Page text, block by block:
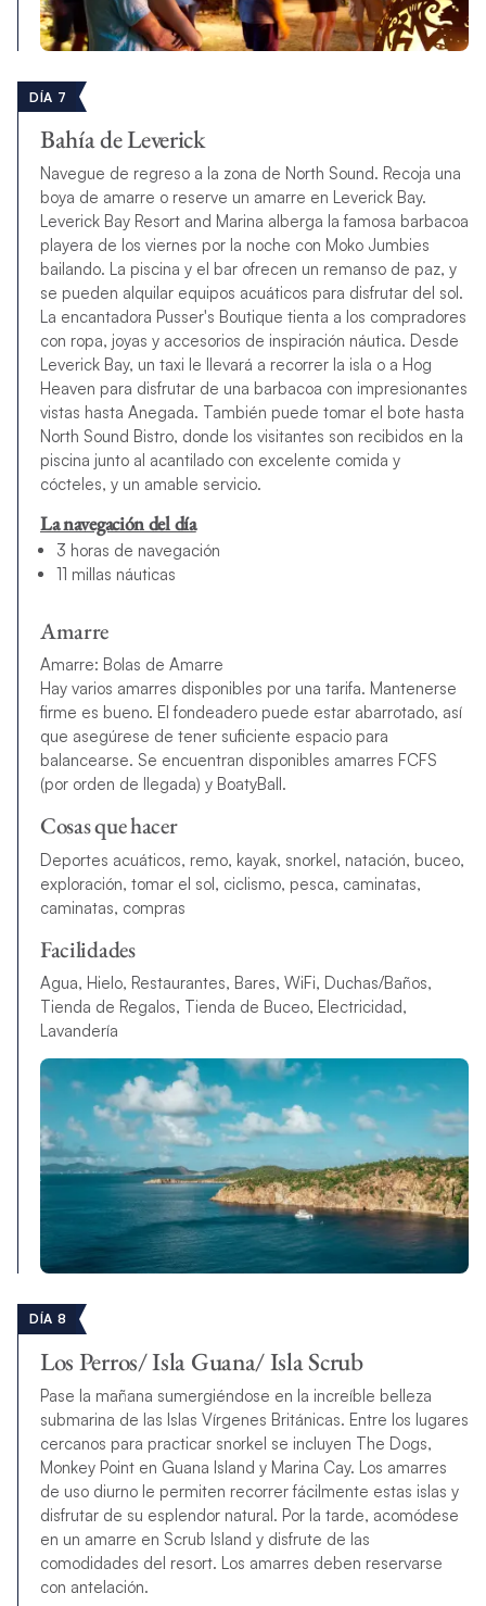
DÍA 7
Bahía de Leverick
Navegue de regreso a la zona de North Sound. Recoja una
boya de amarre o reserve un amarre en Leverick Bay.
Leverick Bay Resort and Marina alberga la famosa barbacoa
playera de los viernes por la noche con Moko Jumbies
bailando. La piscina y el bar ofrecen un remanso de paz, y
se pueden alquilar equipos acuáticos para disfrutar del sol.
La encantadora Pusser's Boutique tienta a los compradores
con ropa, joyas y accesorios de inspiración náutica. Desde
Leverick Bay, un taxi le llevará a recorrer la isla o a Hog
Heaven para disfrutar de una barbacoa con impresionantes
vistas hasta Anegada. También puede tomar el bote hasta
North Sound Bistro, donde los visitantes son recibidos en la
piscina junto al acantilado con excelente comida y
cócteles, y un amable servicio.
La navegación del día
3 horas de navegación
11 millas náuticas
Amarre
Amarre: Bolas de Amarre
Hay varios amarres disponibles por una tarifa. Mantenerse
firme es bueno. El fondeadero puede estar abarrotado, así
que asegúrese de tener suficiente espacio para
balancearse. Se encuentran disponibles amarres FCFS
(por orden de llegada) y BoatyBall.
Cosas que hacer
Deportes acuáticos, remo, kayak, snorkel, natación, buceo,
exploración, tomar el sol, ciclismo, pesca, caminatas,
caminatas, compras
Facilidades
Agua, Hielo, Restaurantes, Bares, WiFi, Duchas/Baños,
Tienda de Regalos, Tienda de Buceo, Electricidad,
Lavandería
DÍA 8
Los Perros/ Isla Guana/ Isla Scrub
Pase la mañana sumergiéndose en la increíble belleza
submarina de las Islas Vírgenes Británicas. Entre los lugares
cercanos para practicar snorkel se incluyen The Dogs,
Monkey Point en Guana Island y Marina Cay. Los amarres
de uso diurno le permiten recorrer fácilmente estas islas y
disfrutar de su esplendor natural. Por la tarde, acomódese
en un amarre en Scrub Island y disfrute de las
comodidades del resort. Los amarres deben reservarse
con antelación.